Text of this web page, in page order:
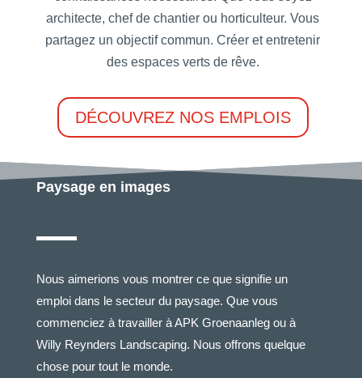
architecte, chef de chantier ou horticulteur. Vous
partagez un objectif commun. Créer et entretenir
des espaces verts de rêve.
DÉCOUVREZ NOS EMPLOIS
Paysage en images
Nous aimerions vous montrer ce que signifie un
emploi dans le secteur du paysage. Que vous
commenciez à travailler à APK Groenaanleg ou à
Willy Reynders Landscaping. Nous offrons quelque
chose pour tout le monde.